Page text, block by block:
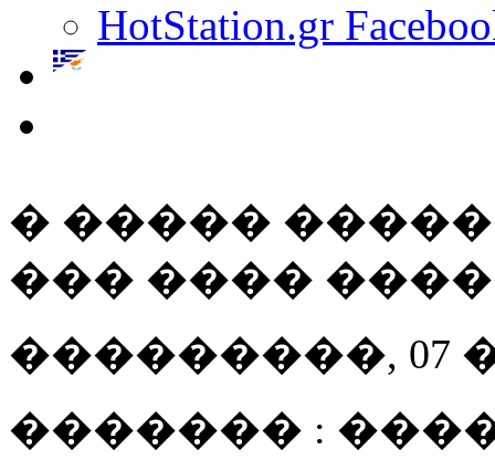
HotStation.gr
� �����
��� ����
���������, 07
������� :